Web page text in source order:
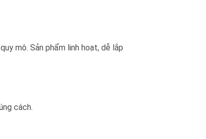
mô. Sản phẩm linh hoạt, dễ lắp
cách.